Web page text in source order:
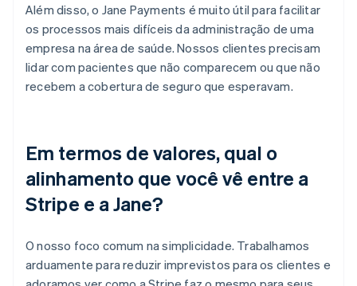
Além disso, o Jane Payments é muito útil para facilitar
os processos mais difíceis da administração de uma
empresa na área de saúde. Nossos clientes precisam
lidar com pacientes que não comparecem ou que não
recebem a cobertura de seguro que esperavam.
Em termos de valores, qual o
alinhamento que você vê entre a
Stripe e a Jane?
O nosso foco comum na simplicidade. Trabalhamos
arduamente para reduzir imprevistos para os clientes e